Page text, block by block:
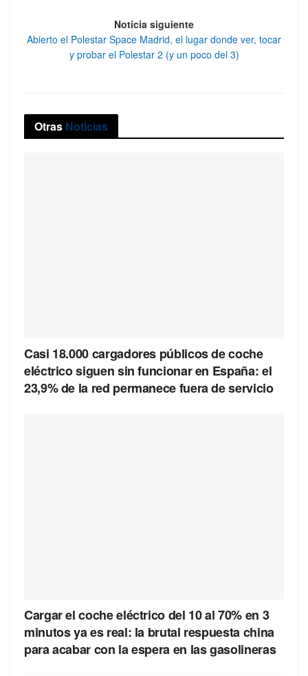
Noticia siguiente
Abierto el Polestar Space Madrid, el lugar donde ver, tocar
y probar el Polestar 2 (y un poco del 3)
Otras Noticias
Casi 18.000 cargadores públicos de coche
eléctrico siguen sin funcionar en España: el
23,9% de la red permanece fuera de servicio
Cargar el coche eléctrico del 10 al 70% en 3
minutos ya es real: la brutal respuesta china
para acabar con la espera en las gasolineras